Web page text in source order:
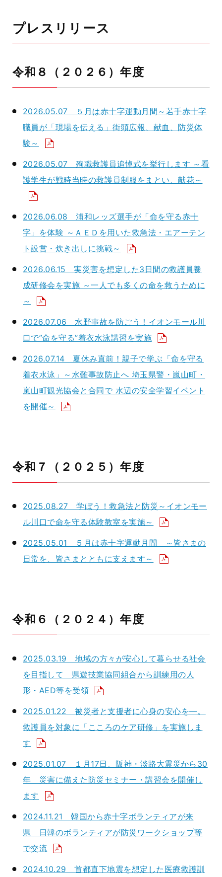
プレスリリース
令和８（２０２６）年度
2026.05.07 ５月は赤十字運動月間～若手赤十字
職員が「現場を伝える」街頭広報、献血、防災体
験～
2026.05.07 殉職救護員追悼式を挙行します ～看
護学生が戦時当時の救護員制服をまとい、献花～
2026.06.08 浦和レッズ選手が「命を守る赤十
字」を体験 ～ＡＥＤを用いた救急法・エアーテン
ト設営・炊き出しに挑戦～
2026.06.15 実災害を想定した3日間の救護員養
成研修会を実施 ～一人でも多くの命を救うために
～
2026.07.06 水野事故を防ごう！イオンモール川
口で”命を守る”着衣水泳講習を実施
2026.07.14 夏休み直前！親子で学ぶ「命を守る
着衣水泳」～水難事故防止へ 埼玉県警・嵐山町・
嵐山町観光協会と合同で 水辺の安全学習イベント
を開催～
令和７（２０２５）年度
2025.08.27 学ぼう！救急法と防災～イオンモー
ル川口で命を守る体験教室を実施～
2025.05.01 ５月は赤十字運動月間 ～皆さまの
日常を、皆さまとともに支えます～
令和６（２０２４）年度
2025.03.19 地域の方々が安心して暮らせる社会
を目指して 県遊技業協同組合から訓練用の人
形・AED等を受領
2025.01.22 被災者と支援者に心身の安心を―。
救護員を対象に「こころのケア研修」を実施しま
す
2025.01.07 １月17日、阪神・淡路大震災から30
年 災害に備えた防災セミナー・講習会を開催し
ます
2024.11.21 韓国から赤十字ボランティアが来
県 日韓のボランティアが防災ワークショップ等
で交流
2024.10.29 首都直下地震を想定した医療救護訓